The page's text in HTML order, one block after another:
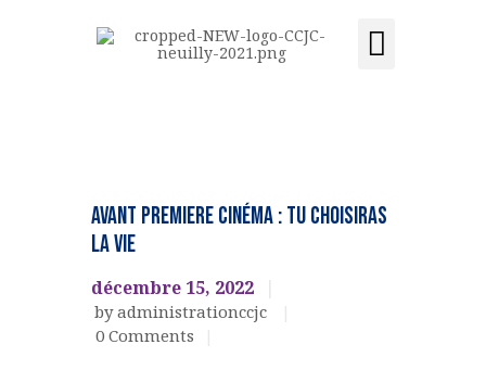
LE CENTRE
ÉVÉNEMENTS
LOCATION DE SALLE
CONTACT
AVANT PREMIERE cinéma : TU CHOISIRAS
LA VIE
décembre 15, 2022
by administrationccjc
0 Comments